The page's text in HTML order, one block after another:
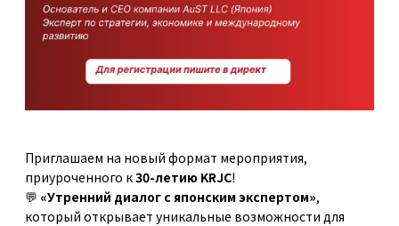
Приглашаем на новый формат мероприятия,
приуроченного к30-летию KRJC!
💬 «Утренний диалог с японским экспертом»,
который открывает уникальные возможности для